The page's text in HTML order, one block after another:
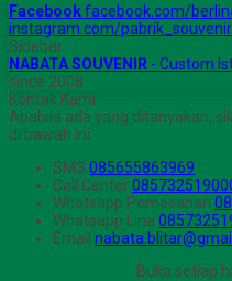
Facebookfacebook.com/
instagram.com/pabrik_souvenir
Sidebar
NABATA SOUVENIR - Custom
since 2008
Kontak Kami
Apabila ada yang ditanyakan,
di bawah ini.
SMS 085655863969
Call Center
Whatsapp Pemesanan
Whatsapp Lina
Email
Buka setiap